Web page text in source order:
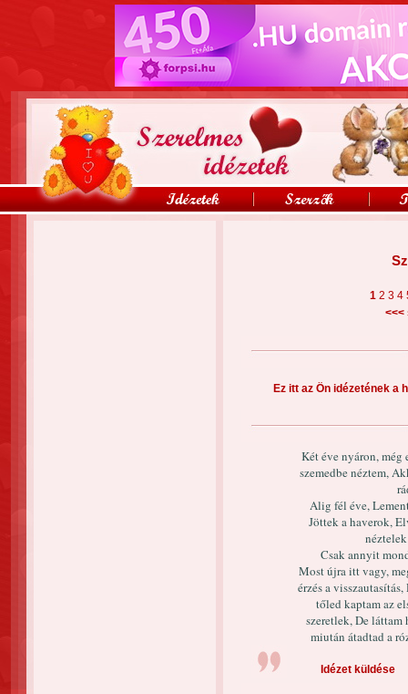
1 2 3 4
<<<
Ez itt az Ön idézetének a
Két éve nyáron, még
szemedbe néztem,
Alig fél éve,
Jöttek a haverok,
Csak annyit
Most újra itt vagy,
érzés a
tőled kaptam az
szeretlek, De
miután átadtad a
Idézet küldése